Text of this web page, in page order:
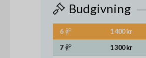
Budgivning
6 1 400 kr
7
1 300 kr